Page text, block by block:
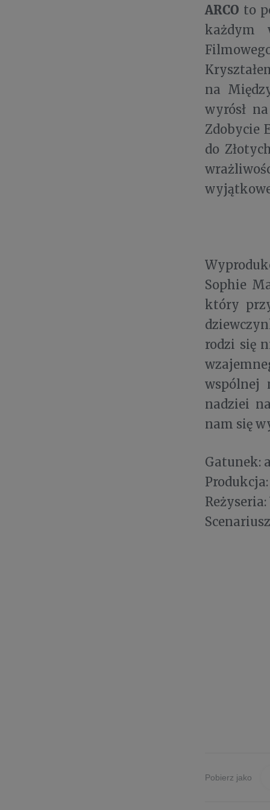
ARCO to
każdym
na
wyrósł
Zdobycie
do
Sophie
który
rodzi się
wspólnej
nadziei
nam się
Gatunek:
Reżyseria:
Pobierz jako